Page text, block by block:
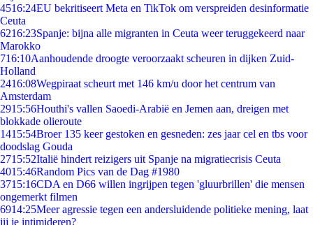
4516:24EU bekritiseert Meta en TikTok om verspreiden desinformatie
Ceuta
6216:23Spanje: bijna alle migranten in Ceuta weer teruggekeerd naar
Marokko
716:10Aanhoudende droogte veroorzaakt scheuren in dijken Zuid-
Holland
2416:08Wegpiraat scheurt met 146 km/u door het centrum van
Amsterdam
2915:56Houthi's vallen Saoedi-Arabië en Jemen aan, dreigen met
blokkade olieroute
1415:54Broer 135 keer gestoken en gesneden: zes jaar cel en tbs voor
doodslag Gouda
2715:52Italië hindert reizigers uit Spanje na migratiecrisis Ceuta
4015:46Random Pics van de Dag #1980
3715:16CDA en D66 willen ingrijpen tegen 'gluurbrillen' die mensen
ongemerkt filmen
6914:25Meer agressie tegen een andersluidende politieke mening, laat
jij je intimideren?